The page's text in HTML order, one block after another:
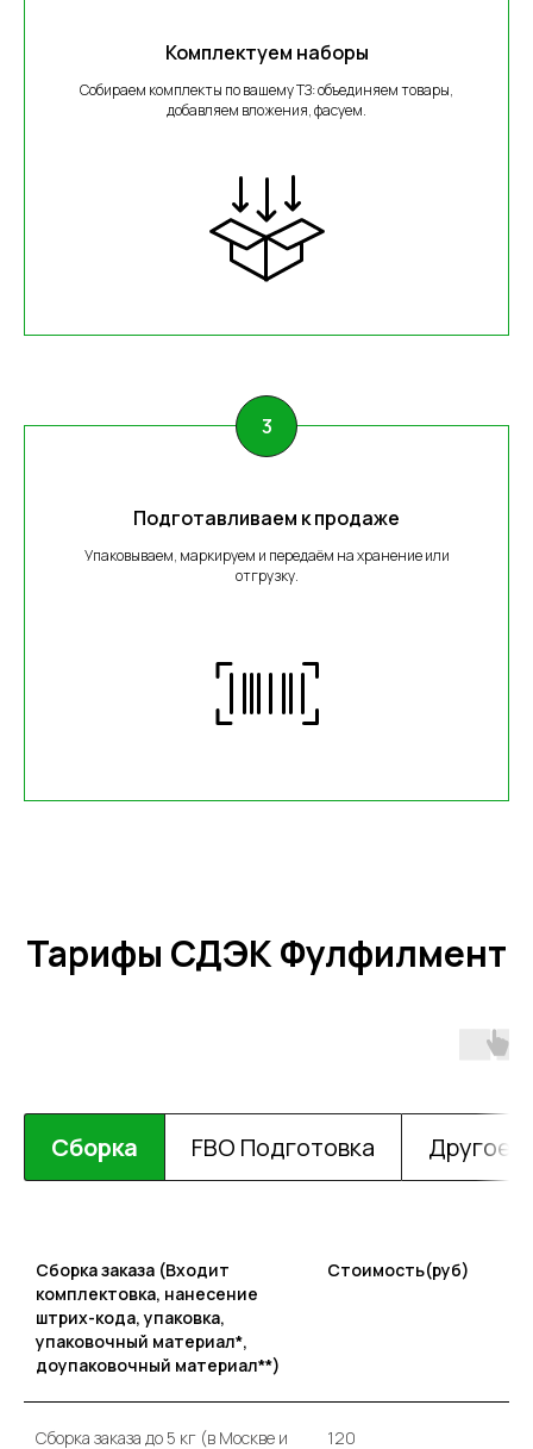
Комплектуем наборы
Собираем комплекты по вашему ТЗ: объединяем товары,
добавляем вложения, фасуем.
Подготавливаем к продаже
Упаковываем, маркируем и передаём на хранение или
отгрузку.
Тарифы СДЭК Фулфилмент
Сборка FBO Подготовка Другое
Сборка заказа (Входит
комплектовка, нанесение
штрих-кода, упаковка,
упаковочный материал*,
доупаковочный материал**)
Стоимость(руб)
Сборка заказа до 5 кг (в Москве и
120